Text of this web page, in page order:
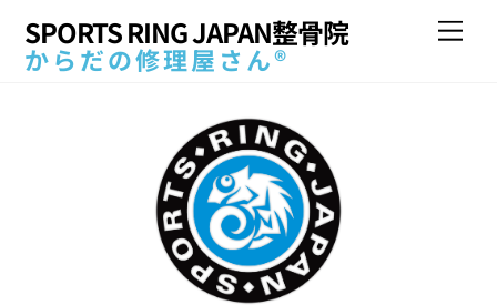
SPORTS RING JAPAN整骨院
からだの修理屋さん®